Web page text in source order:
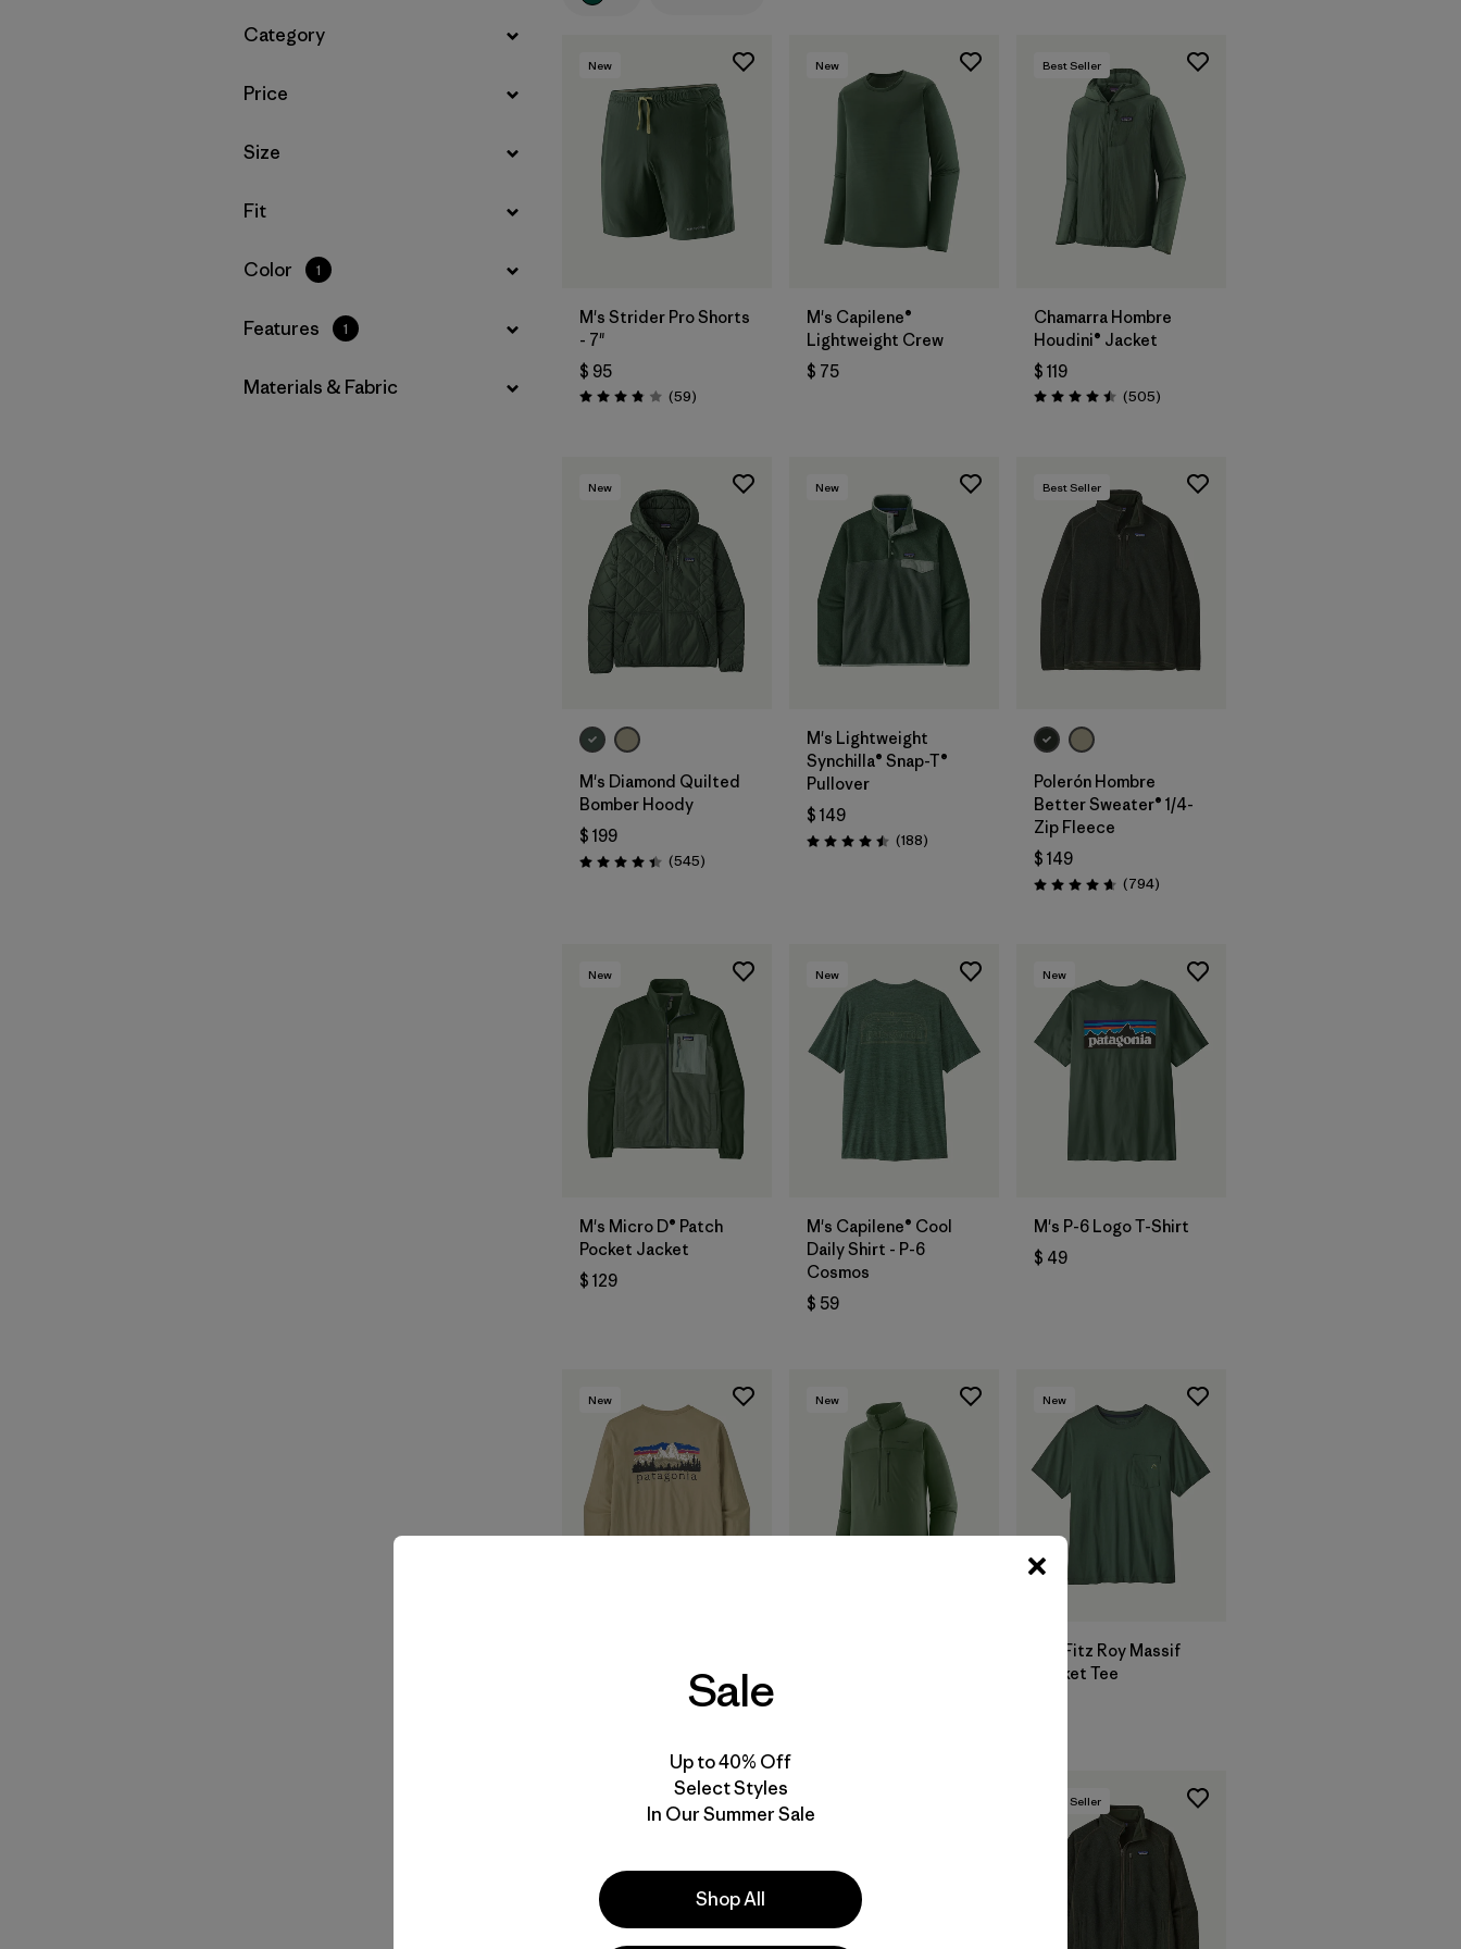
Materials & Fabric
Filtrar por
Category
Filtrar por
Price
Filtrar por
Size
Filtrar por
Fit
Filtrar por
Color 1
Filtrar por
Features 1
Filtrar por
Materials & Fabric
New
M's Strider Pro Shorts
- 7"
$ 95
Valoración: 3.8 / 5
(59Comentarios
)
New
M's Capilene®
Lightweight Crew
$ 75
Best Seller
Chamarra Hombre
Houdini® Jacket
$ 119
Valoración: 4.5 / 5
(505Comentarios
)
New
M's Diamond Quilted
Bomber Hoody
$ 199
Valoración: 4.4 / 5
(545Comentarios
)
New
M's Lightweight
Synchilla® Snap-T®
Pullover
$ 149
Valoración: 4.5 / 5
(188Comentarios
)
Best Seller
Polerón Hombre
Better Sweater® 1/4-
Zip Fleece
$ 149
Valoración: 4.7 / 5
(794Comentarios
)
New
M's Micro D® Patch
Pocket Jacket
$ 129
New
M's Capilene® Cool
Daily Shirt - P-6
Cosmos
$ 59
New
M's P-6 Logo T-Shirt
$ 49
New
Roy Foothills T-Shirt
New New
M's Fitz Roy Massif
Pocket Tee
Best Seller
Sale
Up to 40% Off
Select Styles
In Our Summer Sale
Shop All